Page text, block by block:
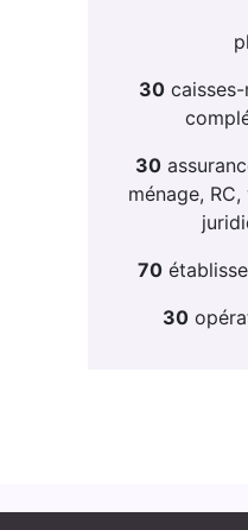
30caisses-
30
ménage,
70
30